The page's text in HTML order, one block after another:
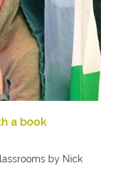
a book
by Nick